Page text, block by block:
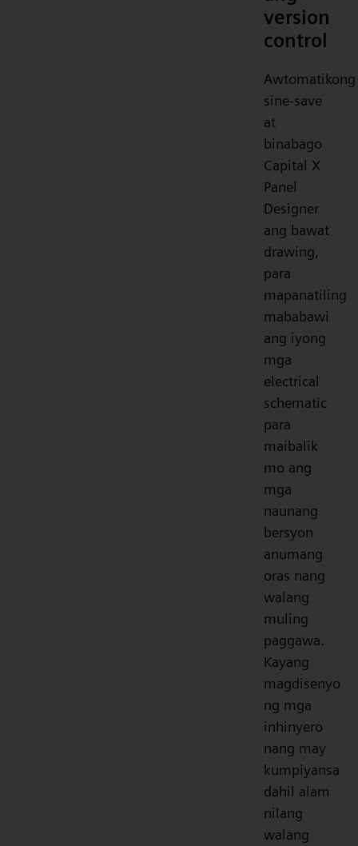
version
control
Awtomatikong
sine-save
at
binabago
Capital X
Panel
Designer
ang bawat
drawing,
para
mapanatiling
mababawi
ang iyong
mga
electrical
schematic
para
maibalik
mo ang
mga
naunang
bersyon
anumang
oras nang
walang
muling
paggawa.
Kayang
magdisenyo
ng mga
inhinyero
nang may
kumpiyansa
dahil alam
nilang
walang